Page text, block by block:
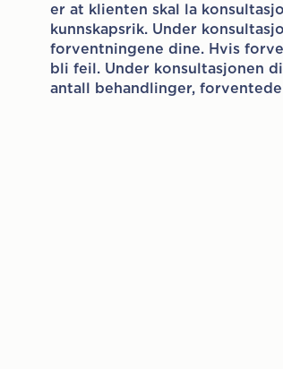
er at klienten skal la
kunnskapsrik. Under
forventningene dine. Hvis
bli feil. Under konsultasjonen
antall behandlinger,